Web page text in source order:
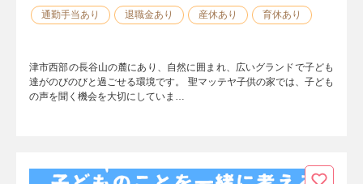
通勤手当あり 退職金あり 産休あり 育休あり
津市西部の長谷山の麓にあり、自然に囲まれ、広いグランドで子ども
達がのびのびと過ごせる環境です。 聖マッテヤ子供の家では、子ども
の声を聞く機会を大切にしていま…